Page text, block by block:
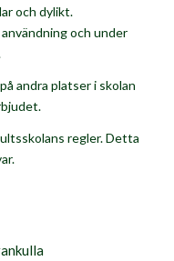
och dylikt.
och under
andra platser i skolan
regler. Detta